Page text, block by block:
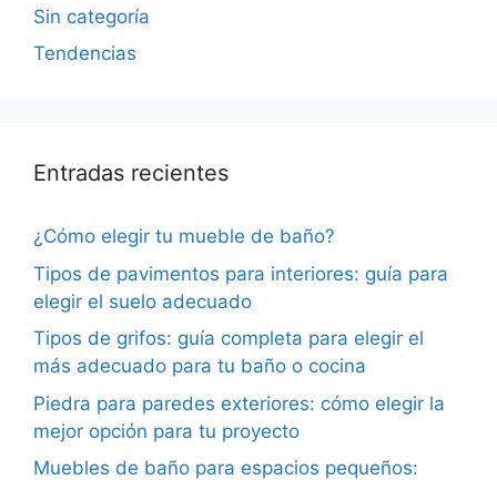
Sin categoría
Tendencias
Entradas recientes
¿Cómo elegir tu mueble de baño?
Tipos de pavimentos para interiores: guía para
elegir el suelo adecuado
Tipos de grifos: guía completa para elegir el
más adecuado para tu baño o cocina
Piedra para paredes exteriores: cómo elegir la
mejor opción para tu proyecto
Muebles de baño para espacios pequeños: